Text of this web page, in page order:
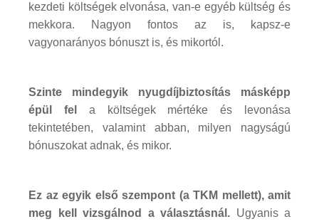
kezdeti költségek elvonása, van-e egyéb kültség és
mekkora. Nagyon fontos az is, kapsz-e
vagyonarányos bónuszt is, és mikortól.
Szinte mindegyik nyugdíjbiztosítás másképp
épül fel
a költségek mértéke és levonása
tekintetében, valamint abban, milyen nagyságú
bónuszokat adnak, és mikor.
Ez az egyik első szempont (a TKM mellett), amit
meg kell vizsgálnod a választásnál. Ugyanis a